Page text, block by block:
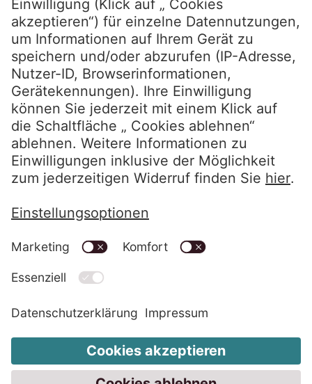
Portalzugang
Schuldnerportal
Kundenportal
Datenschutzerklärung Impressum